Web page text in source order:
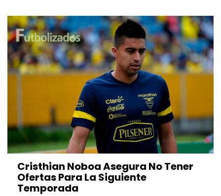
Cristhian Noboa Asegura No Tener
Ofertas Para La Siguiente
Temporada